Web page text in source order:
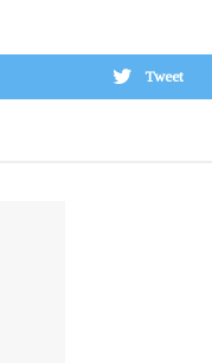
Tweet